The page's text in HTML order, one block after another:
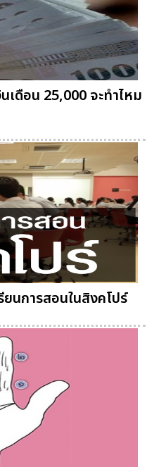
เดือน 25,000 จะทำไหม
นการสอนในสิงคโปร์